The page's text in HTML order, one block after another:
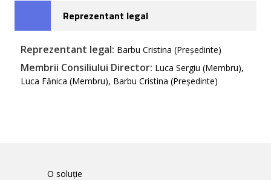
Reprezentant legal
Reprezentant legal: Barbu Cristina (Președinte)
Membrii Consiliului Director: Luca Sergiu (Membru),
Luca Fănica (Membru), Barbu Cristina (Președinte)
O soluție